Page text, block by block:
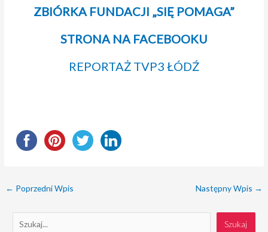
ZBIÓRKA FUNDACJI „SIĘ POMAGA”
STRONA NA FACEBOOKU
REPORTAŻ TVP3 ŁÓDŹ
← Poprzedni Wpis Następny Wpis →
Szukaj